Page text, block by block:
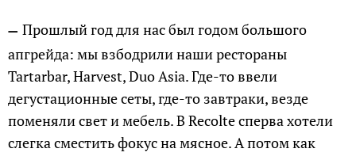
— Прошлый год для нас был годом большого
апгрейда: мы взбодрили наши рестораны
Tartarbar, Harvest, Duo Asia. Где-то ввели
дегустационные сеты, где-то завтраки, везде
поменяли свет и мебель. В Recolte сперва хотели
слегка сместить фокус на мясное. А потом как